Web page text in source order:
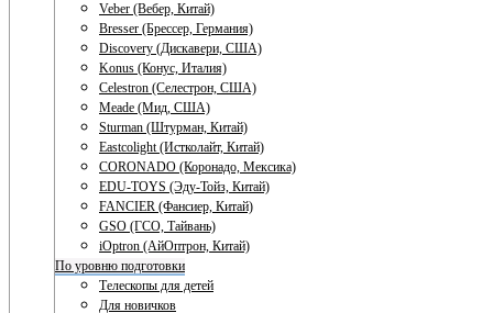
Veber (Вебер, Китай)
Bresser (Брессер, Германия)
Discovery (Дискавери, США)
Konus (Конус, Италия)
Celestron (Селестрон, США)
Meade (Мид, США)
Sturman (Штурман, Китай)
Eastcolight (Истколайт, Китай)
CORONADO (Коронадо, Мексика)
EDU-TOYS (Эду-Тойз, Китай)
FANCIER (Фансиер, Китай)
GSO (ГСО, Тайвань)
iOptron (АйОптрон, Китай)
По уровню подготовки
Телескопы для детей
Для новичков